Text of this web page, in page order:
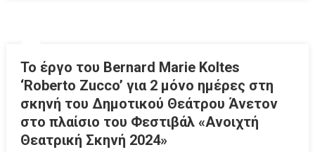
Το έργο του Bernard Marie Koltes
‘Roberto Zucco’ για 2 μόνο ημέρες στη
σκηνή του Δημοτικού Θεάτρου Άνετον
στο πλαίσιο του Φεστιβάλ «Ανοιχτή
Θεατρική Σκηνή 2024»